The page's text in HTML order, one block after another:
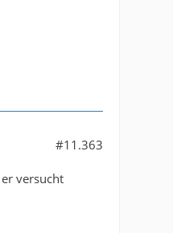
#11.363
versucht